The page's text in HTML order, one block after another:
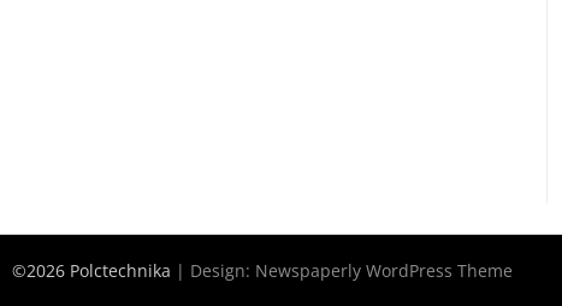
©2026 Polctechnika | Design: Newspaperly WordPress Theme